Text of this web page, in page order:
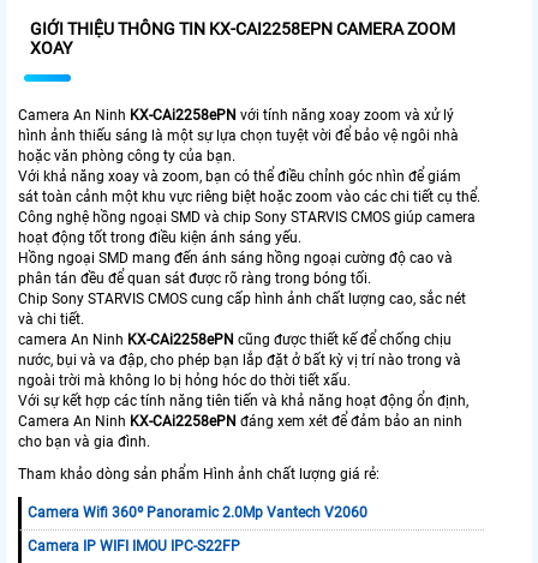
GIỚI THIỆU THÔNG TIN KX-CAI2258EPN CAMERA ZOOM
XOAY
Camera An Ninh KX-CAi2258ePN với tính năng xoay zoom và xử lý
hình ảnh thiếu sáng là một sự lựa chọn tuyệt vời để bảo vệ ngôi nhà
hoặc văn phòng công ty của bạn.
Với khả năng xoay và zoom, bạn có thể điều chỉnh góc nhìn để giám
sát toàn cảnh một khu vực riêng biệt hoặc zoom vào các chi tiết cụ thể.
Công nghệ hồng ngoại SMD và chip Sony STARVIS CMOS giúp camera
hoạt động tốt trong điều kiện ánh sáng yếu.
Hồng ngoại SMD mang đến ánh sáng hồng ngoại cường độ cao và
phân tán đều để quan sát được rõ ràng trong bóng tối.
Chip Sony STARVIS CMOS cung cấp hình ảnh chất lượng cao, sắc nét
và chi tiết.
camera An Ninh KX-CAi2258ePN cũng được thiết kế để chống chịu
nước, bụi và va đập, cho phép bạn lắp đặt ở bất kỳ vị trí nào trong và
ngoài trời mà không lo bị hỏng hóc do thời tiết xấu.
Với sự kết hợp các tính năng tiên tiến và khả năng hoạt động ổn định,
Camera An Ninh KX-CAi2258ePN đáng xem xét để đảm bảo an ninh
cho bạn và gia đình.
Tham khảo dòng sản phẩm Hình ảnh chất lượng giá rẻ:
Camera Wifi 360º Panoramic 2.0Mp Vantech V2060
Camera IP WIFI IMOU IPC-S22FP